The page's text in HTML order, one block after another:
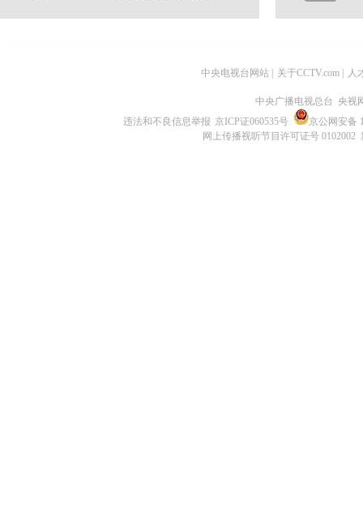
中央电视台网站 关于CCTV.com 人
中央广播电视总台 央视
违法和不良信息举报 京ICP证060535号
京公网安备
网上传播视听节目许可证号 0102002